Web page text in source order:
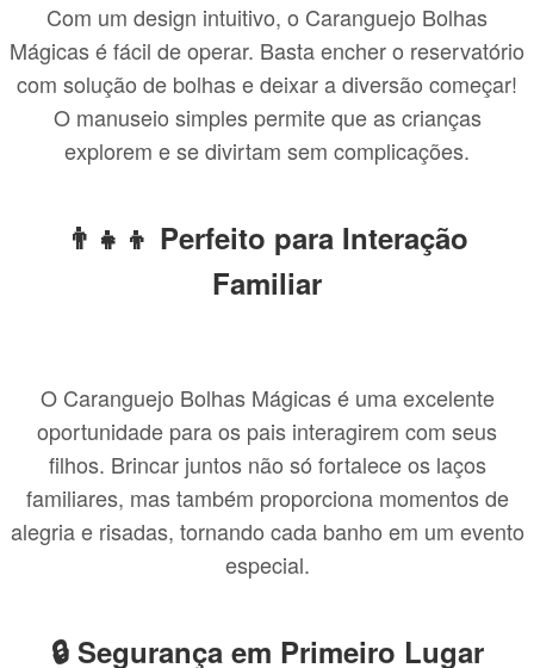
Com um design intuitivo, o Caranguejo Bolhas
Mágicas é fácil de operar. Basta encher o reservatório
com solução de bolhas e deixar a diversão começar!
O manuseio simples permite que as crianças
explorem e se divirtam sem complicações.
👨‍👧‍👦 Perfeito para Interação
Familiar
O Caranguejo Bolhas Mágicas é uma excelente
oportunidade para os pais interagirem com seus
filhos. Brincar juntos não só fortalece os laços
familiares, mas também proporciona momentos de
alegria e risadas, tornando cada banho em um evento
especial.
🔒 Segurança em Primeiro Lugar